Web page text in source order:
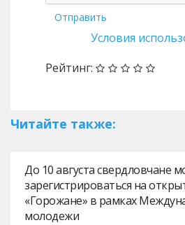
Отправить
Условия
Рейтинг:
Читайте также:
До 10 августа свердловчане
зарегистрироваться на
«Горожане» в рамках
молодежи